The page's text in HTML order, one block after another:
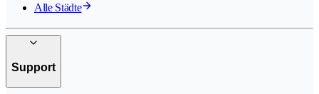
Alle Städte
Support